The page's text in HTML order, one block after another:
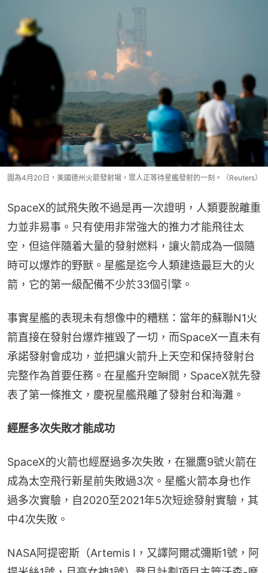
圖為4月20日，美國德州火箭發射場，眾人正等待星艦發射的一刻。（Reuters）
SpaceX的試飛失敗不過是再一次證明，人類要脫離重
力並非易事。只有使用非常強大的推力才能飛往太
空，但這伴隨着大量的發射燃料，讓火箭成為一個隨
時可以爆炸的野獸。星艦是迄今人類建造最巨大的火
箭，它的第一級配備不少於33個引擎。
事實星艦的表現未有想像中的糟糕：當年的蘇聯N1火
箭直接在發射台爆炸摧毀了一切，而SpaceX一直未有
承諾發射會成功，並把讓火箭升上天空和保持發射台
完整作為首要任務。在星艦升空瞬間，SpaceX就先發
表了第一條推文，慶祝星艦飛離了發射台和海灘。
經歷多次失敗才能成功
SpaceX的火箭也經歷過多次失敗，在獵鷹9號火箭在
成為太空飛行新星前失敗過3次。星艦火箭本身也作
過多次實驗，自2020至2021年5次短途發射實驗，其
中4次失敗。
NASA阿提密斯（Artemis I，又譯阿爾忒彌斯1號，阿